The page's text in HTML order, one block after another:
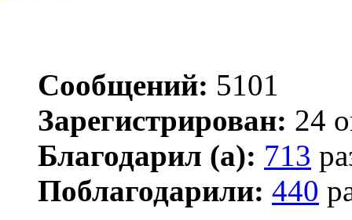
Сообщений: 5101
Зарегистрирован: 24
Благодарил (а): 713
Поблагодарили: 440